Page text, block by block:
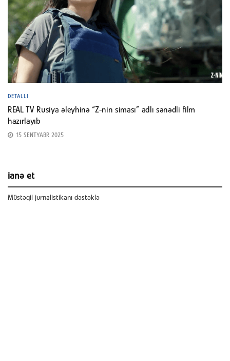
DETALLI
REAL TV Rusiya əleyhinə “Z-nin siması” adlı sənədli film
hazırlayıb
15 SENTYABR 2025
ianə et
Müstəqil jurnalistikanı dəstəklə